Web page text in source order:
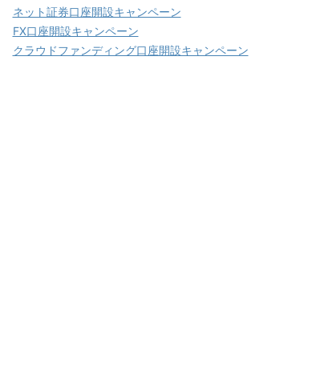
ネット証券口座開設キャンペーン
FX口座開設キャンペーン
クラウドファンディング口座開設キャンペーン